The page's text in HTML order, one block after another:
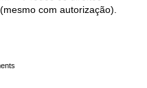
com autorização).